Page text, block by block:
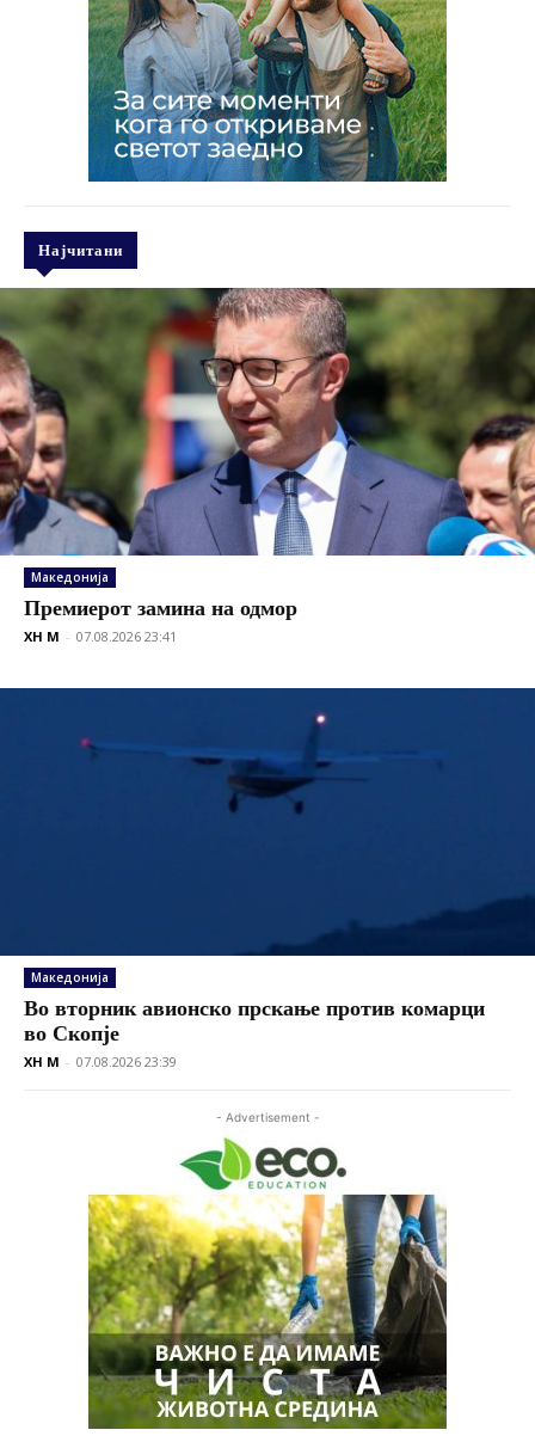
Најчитани
Македонија
Премиерот замина на одмор
XH M - 07.08.2026 23:41
Македонија
Во вторник авионско прскање против комарци
во Скопје
XH M - 07.08.2026 23:39
- Advertisement -